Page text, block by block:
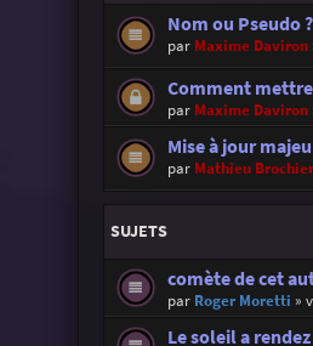
Nom ou Pseudo ?
par Maxime Daviron
Comment
par Maxime Daviron
Mise à jour
par Mathieu Brochier
SUJETS
comète de cet
par Roger Moretti »
Le soleil a